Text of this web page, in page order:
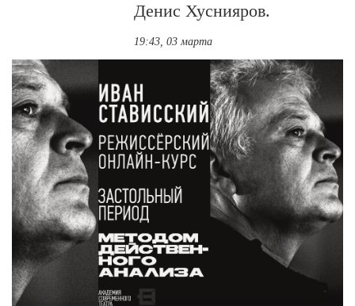
Денис Хуснияров.
19:43, 03 марта